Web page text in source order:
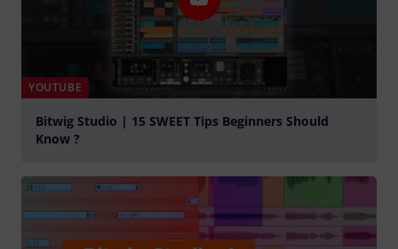
YOUTUBE
Bitwig Studio | 15 SWEET Tips Beginners Should
Know ?